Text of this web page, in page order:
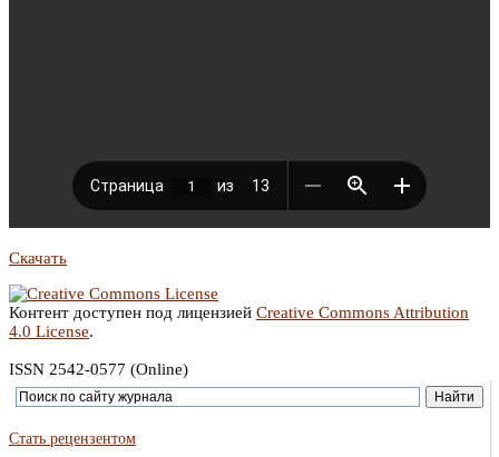
Скачать
Контент доступен под лицензией Creative Commons Attribution
4.0 License.
ISSN 2542-0577 (Online)
Стать рецензентом